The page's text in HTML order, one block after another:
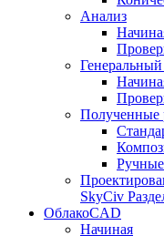
Анализ
Полученные
SkyCiv
ОблакоCAD
Начиная